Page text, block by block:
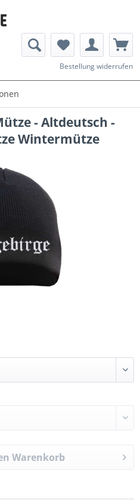
Bestellung widerrufen
- Altdeutsch -
Wintermütze
Warenkorb